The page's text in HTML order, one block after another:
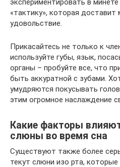
экспериментировать в
«тактику», которая
удовольствие.
Прикасайтесь не только к
используйте губы, язык,
органы – пробуйте все, что
быть аккуратной с зубами.
умудряются покусывать
этим огромное наслаждение
Какие факторы
слюны во время сна
Существуют также более
текут слюни изо рта,